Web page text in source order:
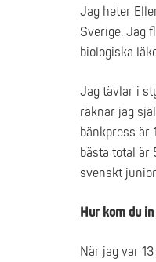
Jag heter
Sverige. Jag
biologiska
Jag tävlar i
räknar jag
bänkpress är
bästa total är
svenskt
Hur kom du
När jag var